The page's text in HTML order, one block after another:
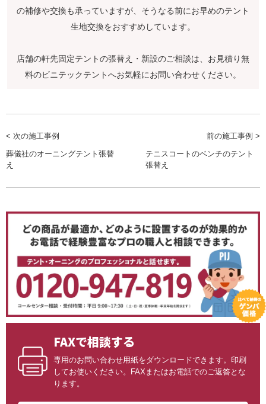
の補修や交換も承っていますが、そうなる前にお早めのテント
生地交換をおすすめしています。
店舗の軒先固定テントの張替え・新設のご相談は、お見積り無
料のビニテックテントへお気軽にお問い合わせください。
< 次の施工事例
葬儀社のオーニングテント張替
え
前の施工事例 >
テニスコートのベンチのテント
張替え
FAXで相談する
専用のお問い合わせ用紙をダウンロードできます。印刷
してお使いください。FAXまたはお電話でのご返答とな
ります。